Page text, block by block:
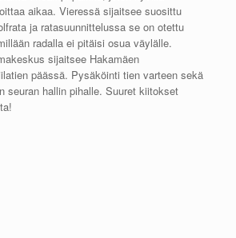
aikaa. Vieressä sijaitsee suosittu
ja ratasuunnittelussa se on otettu
radalla ei pitäisi osua väylälle.
sijaitsee Hakamäen
päässä. Pysäköinti tien varteen sekä
seuran hallin pihalle. Suuret kiitokset